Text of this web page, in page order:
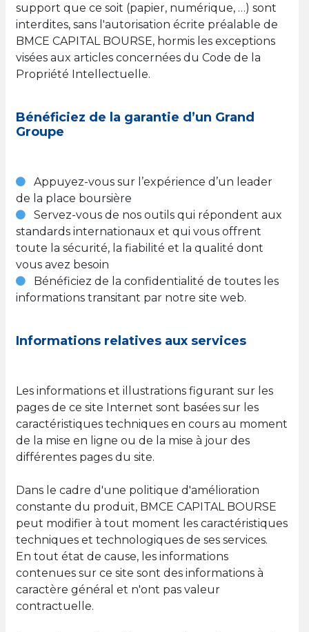
support que ce soit (papier, numérique, …) sont
interdites, sans l'autorisation écrite préalable de
BMCE CAPITAL BOURSE, hormis les exceptions
visées aux articles concernées du Code de la
Propriété Intellectuelle.
Bénéficiez de la garantie d’un Grand
Groupe
Appuyez-vous sur l’expérience d’un leader
de la place boursière
Servez-vous de nos outils qui répondent aux
standards internationaux et qui vous offrent
toute la sécurité, la fiabilité et la qualité dont
vous avez besoin
Bénéficiez de la confidentialité de toutes les
informations transitant par notre site web.
Informations relatives aux services
Les informations et illustrations figurant sur les
pages de ce site Internet sont basées sur les
caractéristiques techniques en cours au moment
de la mise en ligne ou de la mise à jour des
différentes pages du site.
Dans le cadre d'une politique d'amélioration
constante du produit, BMCE CAPITAL BOURSE
peut modifier à tout moment les caractéristiques
techniques et technologiques de ses services.
En tout état de cause, les informations
contenues sur ce site sont des informations à
caractère général et n'ont pas valeur
contractuelle.